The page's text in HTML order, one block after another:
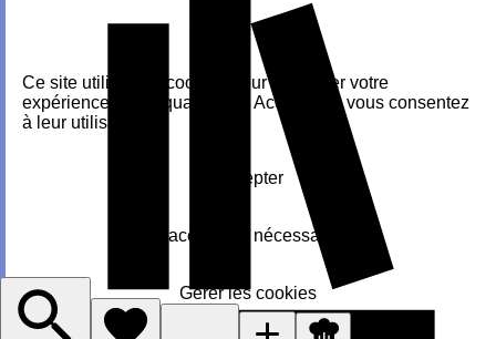
Ce site utilise des cookies pour améliorer votre
expérience. En cliquant sur « Accepter », vous consentez
à leur utilisation.
Accepter
J'accepte le nécessaire
Gérer les cookies